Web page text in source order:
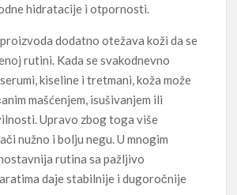
hidratacije i otpornosti.
dodatno otežava koži da se
rutini. Kada se svakodnevno
kiseline i tretmani, koža može
mašćenjem, isušivanjem ili
Upravo zbog toga više
nužno i bolju negu. U mnogim
rutina sa pažljivo
daje stabilnije i dugoročnije